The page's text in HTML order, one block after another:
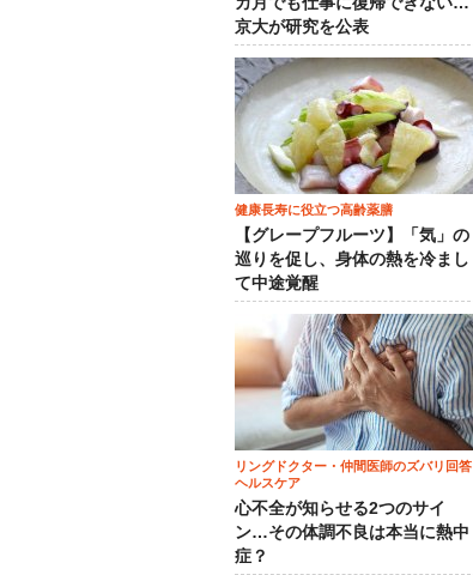
京大が研究を公表
健康長寿に役立つ高齢薬膳
【グレープフルーツ】「気」の
巡りを促し、身体の熱を冷まし
て中途覚醒
リングドクター・仲間医師のズバリ回答
ヘルスケア
心不全が知らせる2つのサイ
ン…その体調不良は本当に熱中
症？